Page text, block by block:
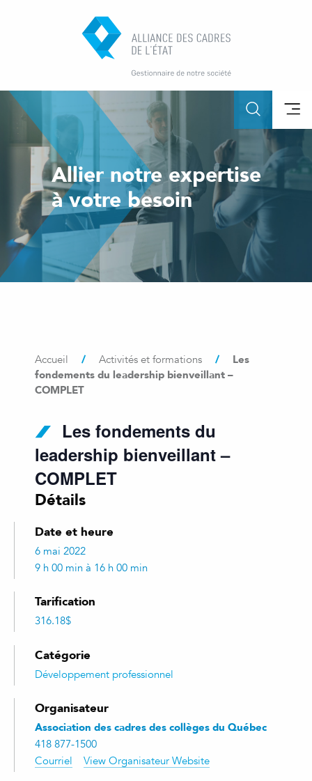
Allier notre expertise
à votre besoin
Accueil / Activités et formations /
Les
fondements du leadership bienveillant –
COMPLET
Les fondements du
leadership bienveillant –
COMPLET
Détails
Date et heure
6 mai 2022
9 h 00 min à 16 h 00 min
Tarification
316.18$
Catégorie
Développement professionnel
Organisateur
Association des cadres des collèges du Québec
418 877-1500
Courriel
View Organisateur Website